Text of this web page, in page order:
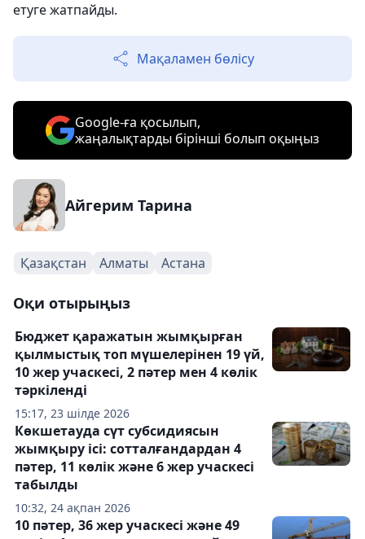
етуге жатпайды.
Мақаламен бөлісу
Google-ға қосылып,
жаңалықтарды бірінші болып оқыңыз
Айгерим Тарина
Қазақстан Алматы Астана
Оқи отырыңыз
15:17, 23 шілде 2026
Бюджет қаражатын жымқырған
қылмыстық топ мүшелерінен 19 үй,
10 жер учаскесі, 2 пәтер мен 4 көлік
тәркіленді
10:32, 24 ақпан 2026
Көкшетауда сүт субсидиясын
жымқыру ісі: сотталғандардан 4
пәтер, 11 көлік және 6 жер учаскесі
табылды
10 пәтер, 36 жер учаскесі және 49